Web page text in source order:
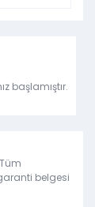
başlamıştır.
belgesi